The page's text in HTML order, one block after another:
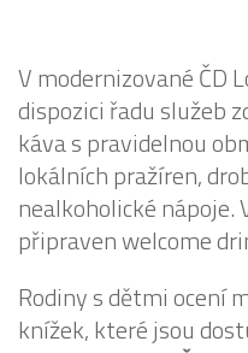
V modernizované ČD
dispozici řadu služeb
káva s pravidelnou
lokálních pražíren,
nealkoholické nápoje.
připraven welcome
Rodiny s dětmi ocení
knížek, které jsou